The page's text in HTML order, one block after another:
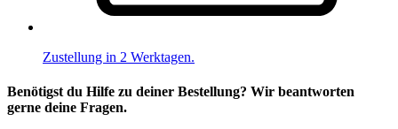
Zustellung in 2 Werktagen.
Benötigst du Hilfe zu deiner Bestellung? Wir beantworten
gerne deine Fragen.